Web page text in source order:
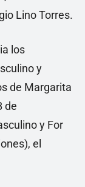
Lino Torres.
los
y
de Margarita
de
y For
el